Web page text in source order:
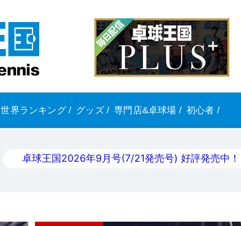
世界ランキング/ グッズ/ 専門店&卓球場 / 初心者 /
卓球王国2026年9月号(7/21発売号) 好評発売中！